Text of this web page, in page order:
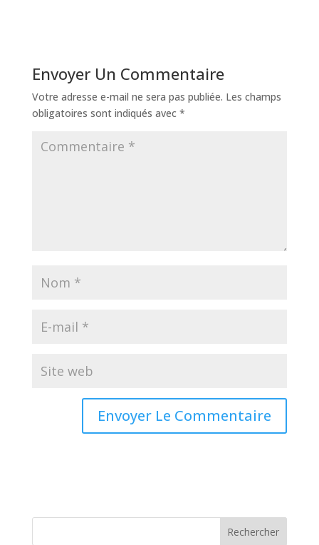
Envoyer Un Commentaire
Votre adresse e-mail ne sera pas publiée. Les champs
obligatoires sont indiqués avec *